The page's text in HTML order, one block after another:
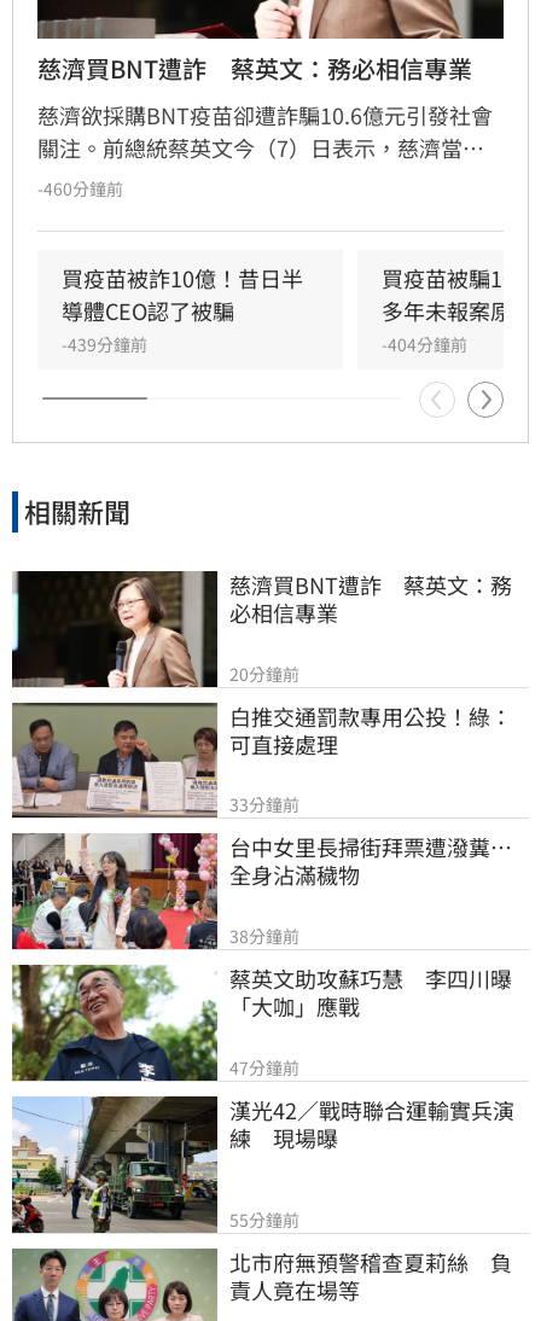
慈濟買BNT遭詐　蔡英文：務必相信專業
慈濟欲採購BNT疫苗卻遭詐騙10.6億元引發社會
關注。前總統蔡英文今（7）日表示，慈濟當時
出發點是救人，如今受騙同樣是受害者，全案已
壓力下堅持程序與專業，確保每一筆資源運用無
虞。她再次感謝所有參與防疫、為疫苗奔走的
人，並指出在危機時刻，唯有冷靜、專業與制度
-460分鐘前
買疫苗被詐10億！昔日半
導體CEO認了被騙
-439分鐘前
買疫苗被騙10.6
多年未報案原因
-404分鐘前
相關新聞
慈濟買BNT遭詐　蔡英文：務
必相信專業
20分鐘前
白推交通罰款專用公投！綠：
可直接處理
33分鐘前
台中女里長掃街拜票遭潑糞⋯
全身沾滿穢物
38分鐘前
蔡英文助攻蘇巧慧　李四川曝
「大咖」應戰
47分鐘前
漢光42／戰時聯合運輸實兵演
練　現場曝
55分鐘前
北市府無預警稽查夏莉絲　負
責人竟在場等